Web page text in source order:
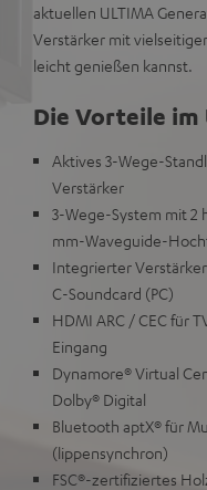
aktuellen ULTIMA
Verstärker mit
leicht genießen kannst.
Die Vorteile im
Aktives 3-Wege-
Verstärker
3-Wege-System mit 2
mm-Waveguide-
Integrierter
C-Soundcard (PC)
HDMI ARC / CEC für
Eingang
Dynamore® Virtual
Dolby® Digital
Bluetooth aptX® für
(lippensynchron)
FSC®-zertifiziertes